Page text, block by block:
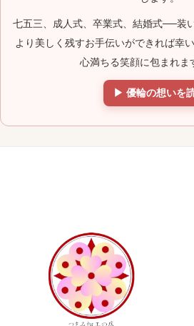
七五三、成人式、卒業式、結婚式──装
より美しく残すお手伝いができれば幸
心満ちる笑顔に包まれま
▶ 優輪の想いを